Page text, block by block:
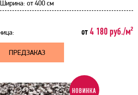
Ширина: от400 см
от4 180 руб./м²
ПРЕДЗАКАЗ
НОВИНКА